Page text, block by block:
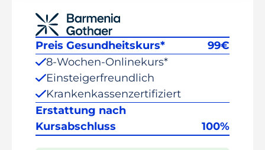
Preis Gesundheitskurs* 99€
8-Wochen-Onlinekurs*
Einsteigerfreundlich
Krankenkassenzertifiziert
Erstattung nach
Kursabschluss
100%